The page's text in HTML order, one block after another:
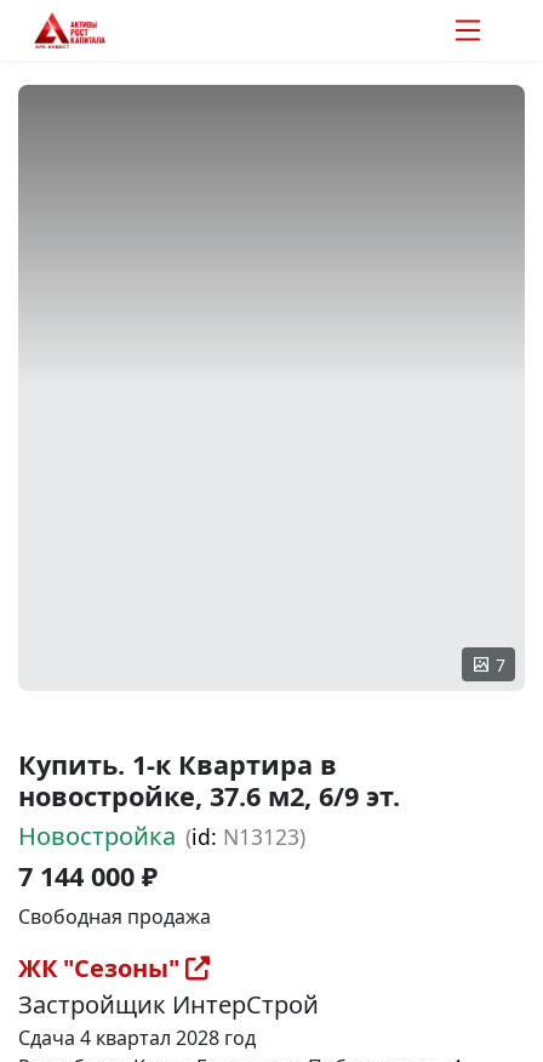
7
Купить. 1-к Квартира в
новостройке, 37.6 м2, 6/9 эт.
Новостройка (id: N13123)
7 144 000 ₽
Свободная продажа
ЖК "Сезоны"
Застройщик ИнтерСтрой
Сдача 4 квартал 2028 год